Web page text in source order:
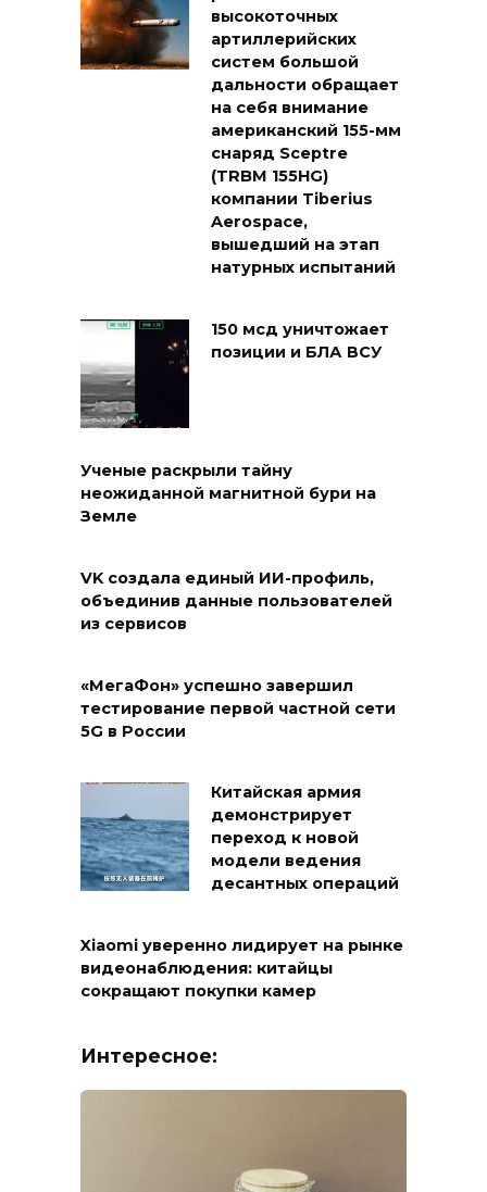
высокоточных
артиллерийских
систем большой
дальности обращает
на себя внимание
американский 155-мм
снаряд Sceptre
(TRBM 155HG)
компании Tiberius
Aerospace,
вышедший на этап
натурных испытаний
150 мсд уничтожает
позиции и БЛА ВСУ
Ученые раскрыли тайну
неожиданной магнитной бури на
Земле
VK создала единый ИИ-профиль,
объединив данные пользователей
из сервисов
«МегаФон» успешно завершил
тестирование первой частной сети
5G в России
Китайская армия
демонстрирует
переход к новой
модели ведения
десантных операций
Xiaomi уверенно лидирует на рынке
видеонаблюдения: китайцы
сокращают покупки камер
Интересное: